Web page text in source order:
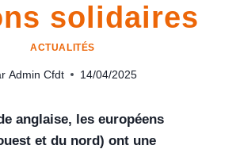
solidaires
ACTUALITÉS
Admin Cfdt 14/04/2025
anglaise, les européens
et du nord) ont une